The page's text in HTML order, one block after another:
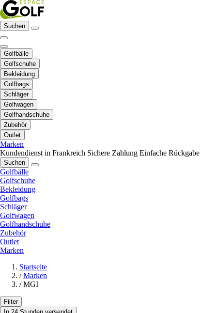
Suchen
Golfbälle
Golfschuhe
Bekleidung
Golfbags
Schläger
Golfwagen
Golfhandschuhe
Zubehör
Outlet
Marken
Kundendienst in Frankreich Sichere Zahlung Einfache Rückgabe
Suchen
Golfbälle
Golfschuhe
Bekleidung
Golfbags
Schläger
Golfwagen
Golfhandschuhe
Zubehör
Outlet
Marken
Startseite
/ Marken
/ MGI
Filter